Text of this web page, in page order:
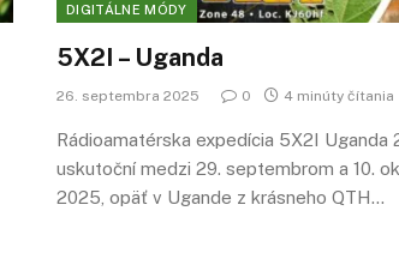
DIGITÁLNE MÓDY
5X2I – Uganda
26. septembra 2025 0 4 minúty čítania
Rádioamatérska expedícia 5X2I Uganda
uskutoční medzi 29. septembrom a 10.
2025, opäť v Ugande z krásneho QTH…